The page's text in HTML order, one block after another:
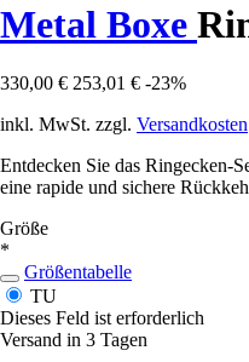
Metal Boxe
330,00 € 253,01 € -23%
inkl. MwSt. zzgl. Versandkosten
Entdecken Sie das Ringecken-
eine rapide und sichere
Größe
*
Größentabelle
TU
Dieses Feld ist erforderlich
Versand in 3 Tagen